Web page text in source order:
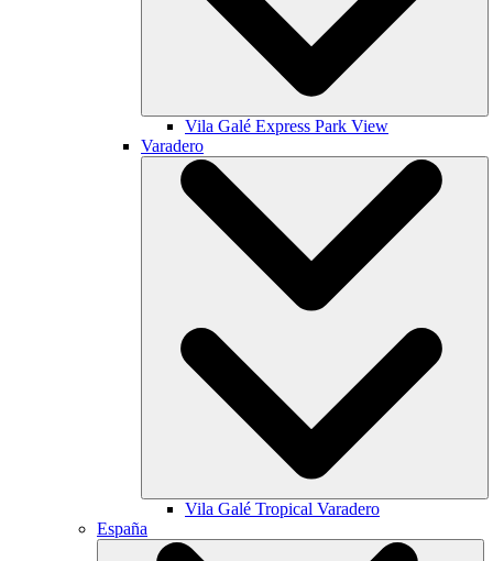
Vila Galé Express Park View
Varadero
Vila Galé Tropical Varadero
España